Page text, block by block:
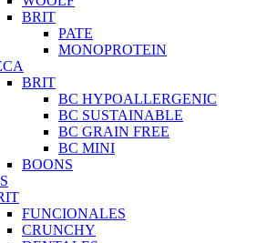
BRIT
PATE
MONOPROTEIN
BRIT
BC HYPOALLERGENIC
BC SUSTAINABLE
BC GRAIN FREE
BC MINI
BOONS
FUNCIONALES
CRUNCHY